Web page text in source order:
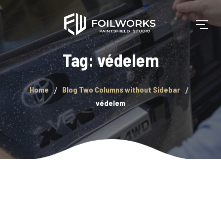
Tag: védelem
Home
Blog Two Columns without Sidebar
védelem